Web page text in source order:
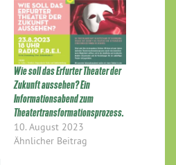
Wie soll das Erfurter Theater der
Zukunft aussehen? Ein
Informationsabend zum
Theatertransformationsprozess.
10. August 2023
Ähnlicher Beitrag